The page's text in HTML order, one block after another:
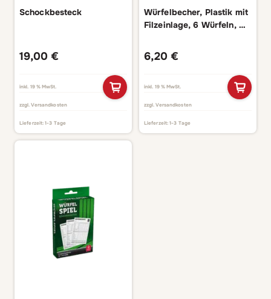
Schockbesteck
19,00 €
inkl. 19 % MwSt.
zzgl. Versandkosten
Lieferzeit:1-3 Tage
Würfelbecher, Plastik mit
Filzeinlage, 6 Würfeln, VE
6,20 €
inkl. 19 % MwSt.
zzgl. Versandkosten
Lieferzeit:1-3 Tage